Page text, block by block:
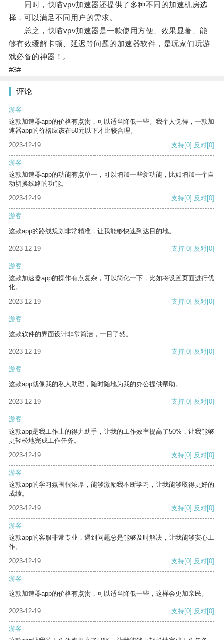
同时，快喵vpv加速器还提供了多种不同的加速机房选
择，可以满足不同用户的需求。
总之，快喵vpv加速器是一款使用方便、效果显著、能
够有效缓解卡顿、延迟等问题的加速器软件，是玩家们玩游
戏必备的神器！。
#3#
评论
游客
这款加速器app的价格有点贵，可以适当降低一些。我个人觉得，一款加
速器app的价格应该在50元以下才比较合理。
2023-12-19
支持[0] 反对[0]
游客
这款加速器app的功能有点单一，可以增加一些新功能，比如增加一个自
动切换线路的功能。
2023-12-19
支持[0] 反对[0]
游客
这款app的路线规划非常精准，让我能够快速到达目的地。
2023-12-19 支持[0] 反对[0]
游客
这款加速器app的操作有点复杂，可以简化一下，比如将设置页面进行优
化。
2023-12-19
支持[0] 反对[0]
游客
这款软件的界面设计非常简洁，一目了然。
2023-12-19 支持[0] 反对[0]
游客
这款app就像我的私人助理，随时随地为我的办公提供帮助。
2023-12-19 支持[0] 反对[0]
游客
这款app是我工作上的得力助手，让我的工作效率提高了50%，让我能够
更轻松地完成工作任务。
2023-12-19
支持[0] 反对[0]
游客
这款app的学习氛围很浓厚，能够激励我不断学习，让我能够取得更好的
成绩。
2023-12-19
支持[0] 反对[0]
游客
这款app的客服非常专业，遇到问题总是能够及时解决，让我能够安心工
作。
2023-12-19
支持[0] 反对[0]
游客
这款加速器app的价格有点贵，可以适当降低一些，这样会更加亲民。
2023-12-19 支持[0] 反对[0]
游客